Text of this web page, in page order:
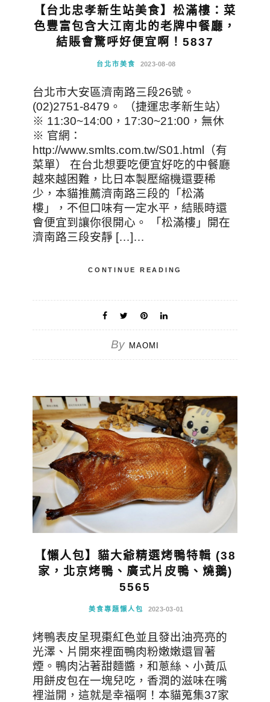
【台北忠孝新生站美食】松滿樓：菜
色豐富包含大江南北的老牌中餐廳，
結賬會驚呼好便宜啊！5837
台北市美食 2023-08-08
台北市大安區濟南路三段26號。
(02)2751-8479。 （捷運忠孝新生站）
※ 11:30~14:00，17:30~21:00，無休
※ 官網：
http://www.smlts.com.tw/S01.html（有
菜單） 在台北想要吃便宜好吃的中餐廳
越來越困難，比日本製壓縮機還要稀
少，本貓推薦濟南路三段的「松滿
樓」，不但口味有一定水平，結賬時還
會便宜到讓你很開心。 「松滿樓」開在
濟南路三段安靜 […]…
CONTINUE READING
By MAOMI
【懶人包】貓大爺精選烤鴨特輯 (38
家，北京烤鴨、廣式片皮鴨、燒鵝)
5565
美食專題懶人包 2023-03-01
烤鴨表皮呈現棗紅色並且發出油亮亮的
光澤、片開來裡面鴨肉粉嫩嫩還冒著
煙。鴨肉沾著甜麵醬，和蔥絲、小黃瓜
用餅皮包在一塊兒吃，香潤的滋味在嘴
裡溢開，這就是幸福啊！本貓蒐集37家